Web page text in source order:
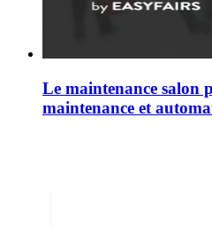
Le maintenance salon
maintenance et